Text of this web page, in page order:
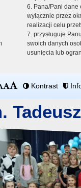
6. Pana/Pani dane
wyłącznie przez
realizacji celu
7. przysługuje
swoich danych
usunięcia lub
Kontrast